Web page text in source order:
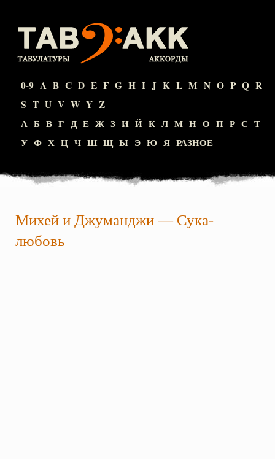
0-9 A B C D E F G H I J K L M N O P Q R
S T U V W Y Z
А Б В Г Д Е Ж З И Й К Л М Н О П Р С Т
У Ф Х Ц Ч Ш Щ Ы Э Ю Я РАЗНОЕ
Михей и Джуманджи—Сука-
любовь